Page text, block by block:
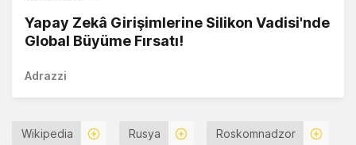
Yapay Zekâ Girişimlerine Silikon Vadisi'nde
Global Büyüme Fırsatı!
Adrazzi
Wikipedia Rusya Roskomnadzor